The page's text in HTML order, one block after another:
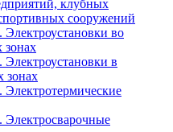
клубных
сооружений
во
зонах
в
зонах